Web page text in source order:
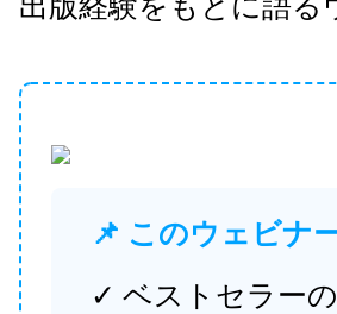
📌 このウェビナ
✓ ベストセラー